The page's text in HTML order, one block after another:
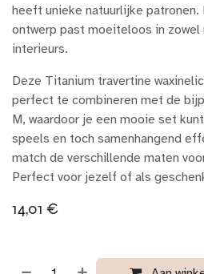
heeft unieke natuurlijke
ontwerp past moeiteloos in
interieurs.
Deze Titanium travertine
perfect te combineren met de
M, waardoor je een mooie set
speels en toch samenhangend
match de verschillende maten
Perfect voor jezelf of als
14,01 €